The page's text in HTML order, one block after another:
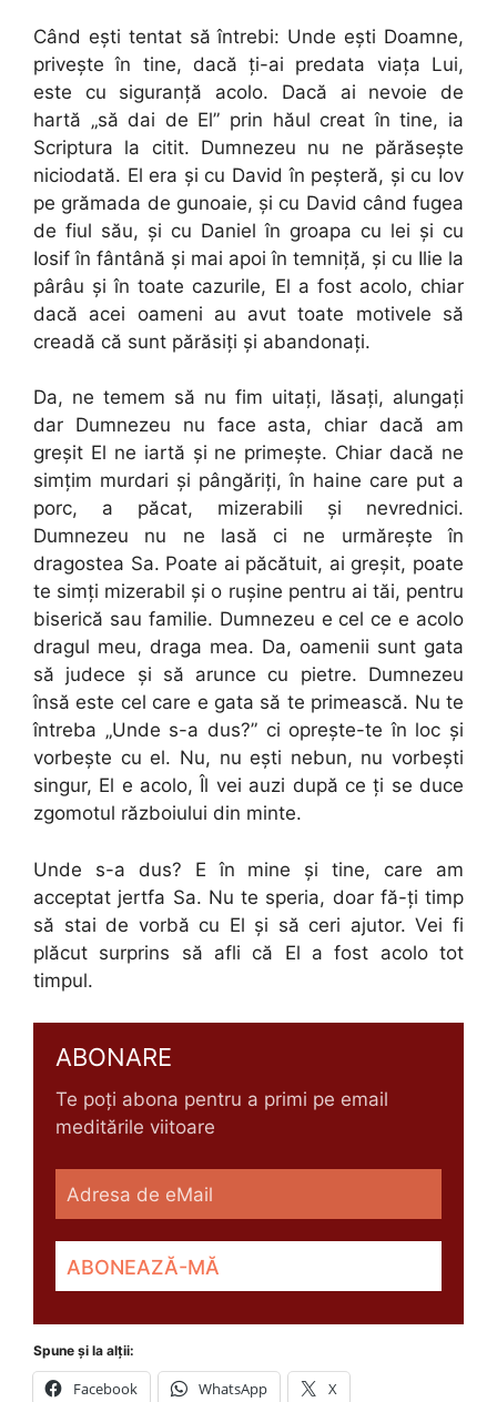
Când ești tentat să întrebi: Unde ești Doamne,
privește în tine, dacă ți-ai predata viața Lui,
este cu siguranță acolo. Dacă ai nevoie de
hartă „să dai de El” prin hăul creat în tine, ia
Scriptura la citit. Dumnezeu nu ne părăsește
niciodată. El era și cu David în peșteră, și cu Iov
pe grămada de gunoaie, și cu David când fugea
de fiul său, și cu Daniel în groapa cu lei și cu
Iosif în fântână și mai apoi în temniță, și cu Ilie la
pârâu și în toate cazurile, El a fost acolo, chiar
dacă acei oameni au avut toate motivele să
creadă că sunt părăsiți și abandonaţi.
Da, ne temem să nu fim uitați, lăsați, alungați
dar Dumnezeu nu face asta, chiar dacă am
greșit El ne iartă și ne primește. Chiar dacă ne
simțim murdari și pângăriți, în haine care put a
porc, a păcat, mizerabili și nevrednici.
Dumnezeu nu ne lasă ci ne urmărește în
dragostea Sa. Poate ai păcătuit, ai greșit, poate
te simți mizerabil și o rușine pentru ai tăi, pentru
biserică sau familie. Dumnezeu e cel ce e acolo
dragul meu, draga mea. Da, oamenii sunt gata
să judece și să arunce cu pietre. Dumnezeu
însă este cel care e gata să te primească. Nu te
întreba „Unde s-a dus?” ci oprește-te în loc și
vorbește cu el. Nu, nu ești nebun, nu vorbești
singur, El e acolo, Îl vei auzi după ce ți se duce
zgomotul războiului din minte.
Unde s-a dus? E în mine și tine, care am
acceptat jertfa Sa. Nu te speria, doar fă-ți timp
să stai de vorbă cu El și să ceri ajutor. Vei fi
plăcut surprins să afli că El a fost acolo tot
timpul.
ABONARE
Te poți abona pentru a primi pe email
meditările viitoare
Spune și la alții:
Facebook WhatsApp X